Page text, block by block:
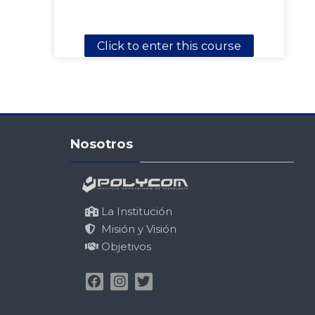
Click to enter this course
Nosotros
La Institución
Misión y Visión
Objetivos